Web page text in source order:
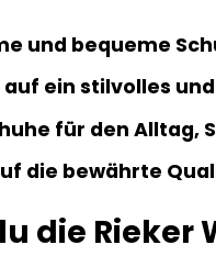
und bequeme
ein stilvolles
für den
die bewährte
die